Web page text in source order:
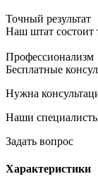
Точный результат
Наш штат состоит
Профессионализм
Бесплатные
Нужна
Наши
Задать вопрос
Характеристики